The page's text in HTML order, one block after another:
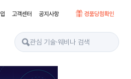
고객센터 공지사항 경품당첨확인